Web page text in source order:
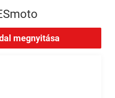
megnyitása